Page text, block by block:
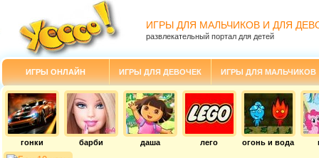
ИГРЫ ДЛЯ МАЛЬЧИКОВ И ДЛЯ
развлекательный портал для детей
ИГРЫ ОНЛАЙН ИГРЫ ДЛЯ ДЕВОЧЕК ИГРЫ ДЛЯ МАЛЬЧИКОВ
гонки барби даша лего огонь и вода